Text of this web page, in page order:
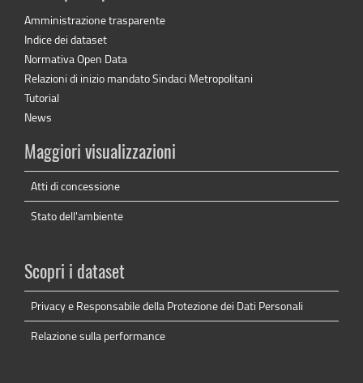
Amministrazione trasparente
Indice dei dataset
Normativa Open Data
Relazioni di inizio mandato Sindaci Metropolitani
Tutorial
News
Maggiori visualizzazioni
Atti di concessione
Stato dell'ambiente
Scopri i dataset
Privacy e Responsabile della Protezione dei Dati Personali
Relazione sulla performance